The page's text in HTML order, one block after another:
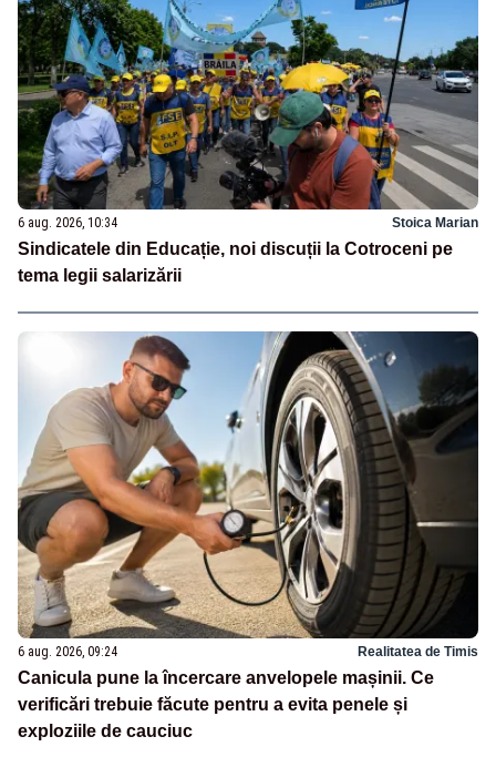
6 aug. 2026, 10:34 Stoica Marian
Sindicatele din Educație, noi discuții la Cotroceni pe
tema legii salarizării
6 aug. 2026, 09:24 Realitatea de Timis
Canicula pune la încercare anvelopele mașinii. Ce
verificări trebuie făcute pentru a evita penele și
exploziile de cauciuc